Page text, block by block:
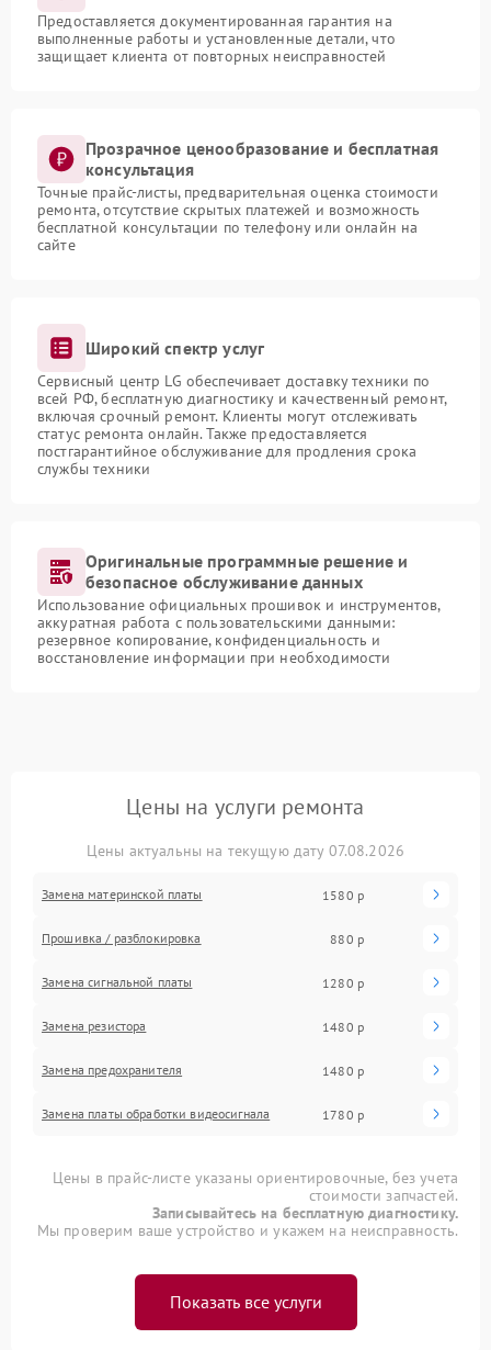
Предоставляется документированная гарантия на
выполненные работы и установленные детали, что
защищает клиента от повторных неисправностей
Прозрачное ценообразование и бесплатная
консультация
Точные прайс-листы, предварительная оценка стоимости
ремонта, отсутствие скрытых платежей и возможность
бесплатной консультации по телефону или онлайн на
сайте
Широкий спектр услуг
Сервисный центр LG обеспечивает доставку техники по
всей РФ, бесплатную диагностику и качественный ремонт,
включая срочный ремонт. Клиенты могут отслеживать
статус ремонта онлайн. Также предоставляется
постгарантийное обслуживание для продления срока
службы техники
Оригинальные программные решение и
безопасное обслуживание данных
Использование официальных прошивок и инструментов,
аккуратная работа с пользовательскими данными:
резервное копирование, конфиденциальность и
восстановление информации при необходимости
Цены на услуги ремонта
Цены актуальны на текущую дату 07.08.2026
Замена материнской платы 1580 р
Прошивка / разблокировка 880 р
Замена сигнальной платы 1280 р
Замена резистора 1480 р
Замена предохранителя 1480 р
Замена платы обработки видеосигнала 1780 р
Цены в прайс-листе указаны ориентировочные, без учета
стоимости запчастей.
Записывайтесь на бесплатную диагностику.
Мы проверим ваше устройство и укажем на неисправность.
Показать все услуги